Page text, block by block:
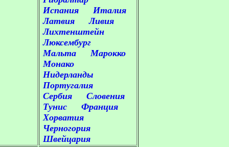
Испания
Италия
Латвия
Ливия
Лихтенштейн
Люксембург
Мальта
Марокко
Монако
Нидерланды
Португалия
Сербия
Словения
Тунис
Франция
Хорватия
Черногория
Швейцария